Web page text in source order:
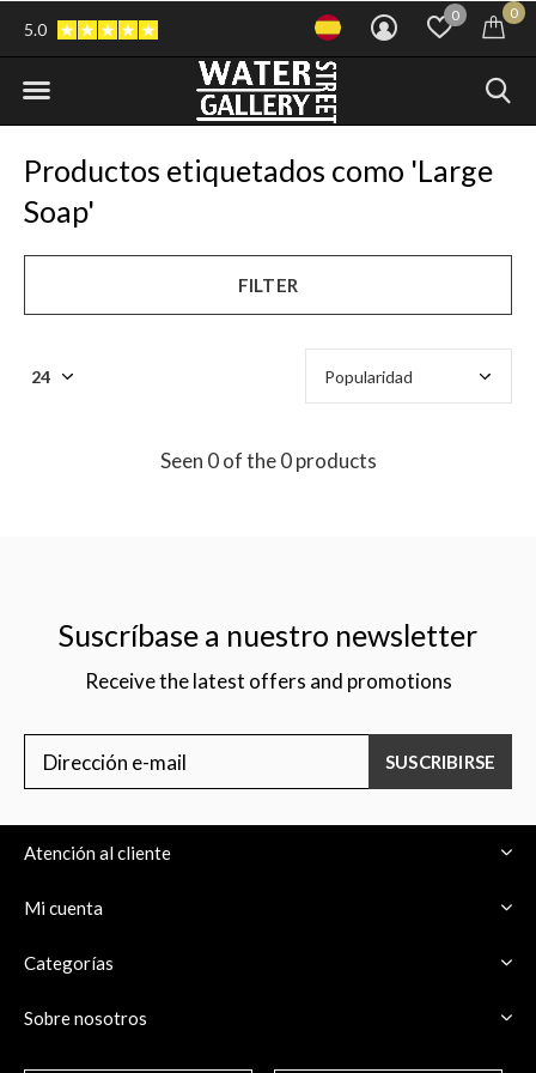
0 0
5.0
Productos etiquetados como 'Large
Soap'
FILTER
Seen 0 of the 0 products
Suscríbase a nuestro newsletter
Receive the latest offers and promotions
SUSCRIBIRSE
Atención al cliente
Mi cuenta
Categorías
Sobre nosotros